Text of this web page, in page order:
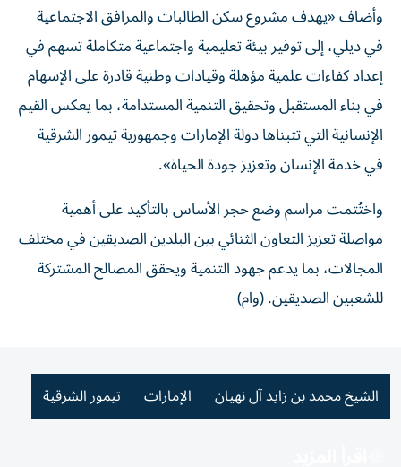
وأضاف «يهدف مشروع سكن الطالبات والمرافق الاجتماعية
في ديلي، إلى توفير بيئة تعليمية واجتماعية متكاملة تسهم في
إعداد كفاءات علمية مؤهلة وقيادات وطنية قادرة على الإسهام
في بناء المستقبل وتحقيق التنمية المستدامة، بما يعكس القيم
الإنسانية التي تتبناها دولة الإمارات وجمهورية تيمور الشرقية
في خدمة الإنسان وتعزيز جودة الحياة».
واختُتمت مراسم وضع حجر الأساس بالتأكيد على أهمية
مواصلة تعزيز التعاون الثنائي بين البلدين الصديقين في مختلف
المجالات، بما يدعم جهود التنمية ويحقق المصالح المشتركة
للشعبين الصديقين. (وام)
الشيخ محمد بن زايد آل نهيان الإمارات تيمور الشرقية